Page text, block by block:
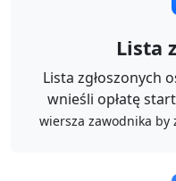
Lista
Lista zgłoszonych
wnieśli opłatę
wiersza zawodnika by